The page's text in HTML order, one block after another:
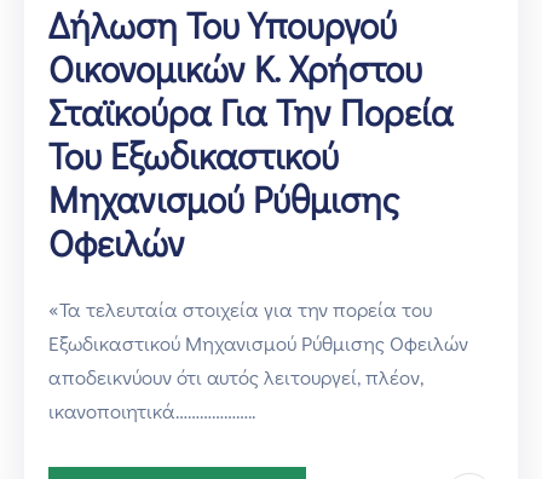
Δήλωση Του Υπουργού
Οικονομικών Κ. Χρήστου
Σταϊκούρα Για Την Πορεία
Του Εξωδικαστικού
Μηχανισμού Ρύθμισης
Οφειλών
«Τα τελευταία στοιχεία για την πορεία του
Εξωδικαστικού Μηχανισμού Ρύθμισης Οφειλών
αποδεικνύουν ότι αυτός λειτουργεί, πλέον,
ικανοποιητικά………………..